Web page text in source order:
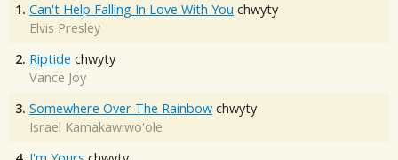
1. Can't Help Falling In Love With You chwyty
Elvis Presley
2. Riptide chwyty
Vance Joy
3. Somewhere Over The Rainbow chwyty
Israel Kamakawiwo'ole